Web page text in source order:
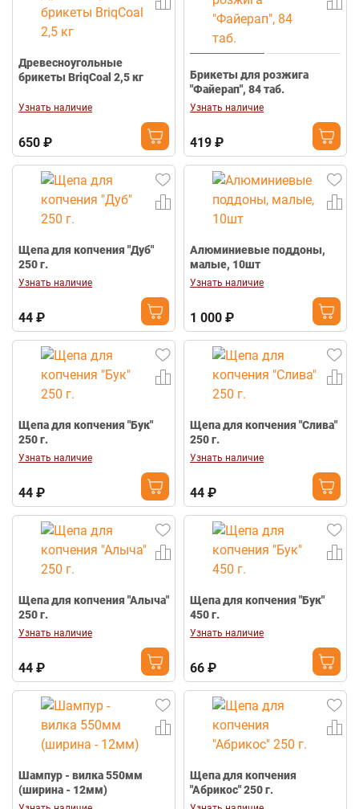
Древесноугольные
брикеты BriqCoаl 2,5 кг
Узнать наличие
650 ₽
Брикеты для розжига
"Файерап", 84 таб.
Узнать наличие
419 ₽
Щепа для копчения "Дуб"
250 г.
Узнать наличие
44 ₽
Алюминиевые поддоны,
малые, 10шт
Узнать наличие
1 000 ₽
Щепа для копчения "Бук"
250 г.
Узнать наличие
44 ₽
Щепа для копчения "Слива"
250 г.
Узнать наличие
44 ₽
Щепа для копчения "Алыча"
250 г.
Узнать наличие
44 ₽
Щепа для копчения "Бук"
450 г.
Узнать наличие
66 ₽
Шампур - вилка 550мм
(ширина - 12мм)
Щепа для копчения
"Абрикос" 250 г.